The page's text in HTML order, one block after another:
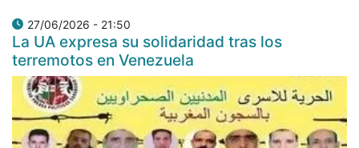
27/06/2026 - 21:50
La UA expresa su solidaridad tras los
terremotos en Venezuela